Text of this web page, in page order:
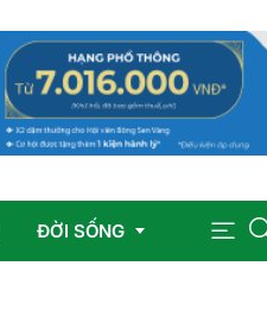
ĐỜI SỐNG